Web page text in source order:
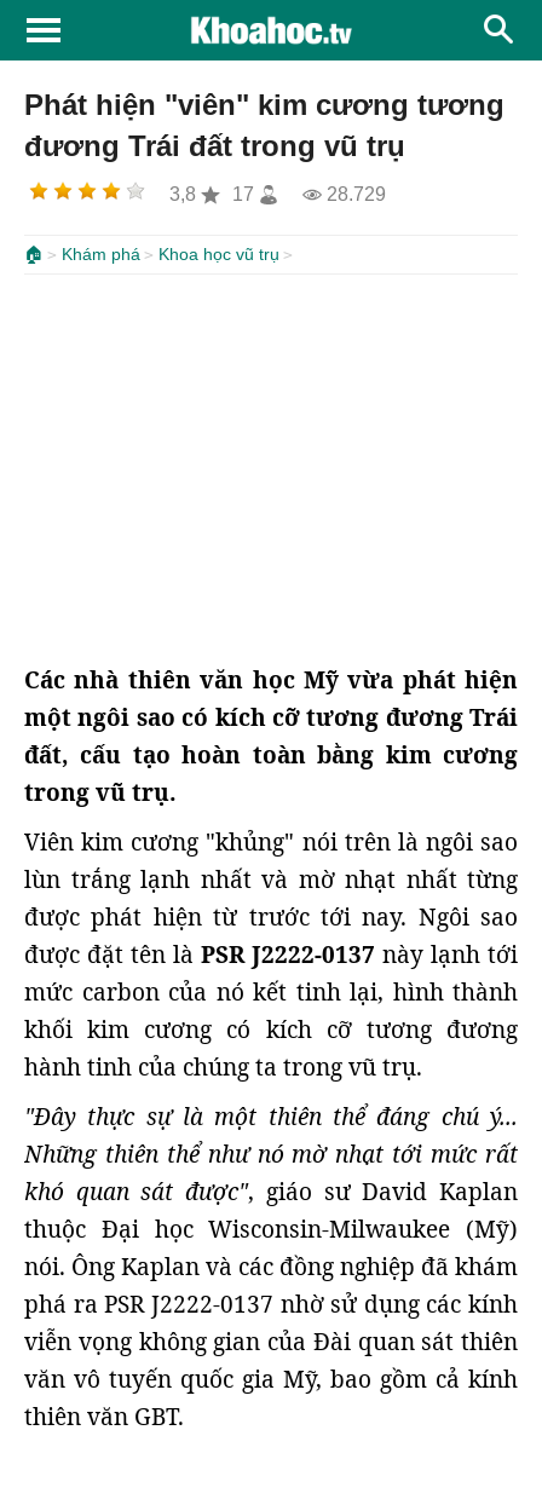
Phát hiện "viên" kim cương tương
đương Trái đất trong vũ trụ
3,8 17 28.729
🏠 Khám phá Khoa học vũ trụ
Các nhà thiên văn học Mỹ vừa phát hiện
một ngôi sao có kích cỡ tương đương Trái
đất, cấu tạo hoàn toàn bằng kim cương
trong vũ trụ.
Viên kim cương "khủng" nói trên là ngôi sao
lùn trắng lạnh nhất và mờ nhạt nhất từng
được phát hiện từ trước tới nay. Ngôi sao
được đặt tên là PSR J2222-0137 này lạnh tới
mức carbon của nó kết tinh lại, hình thành
khối kim cương có kích cỡ tương đương
hành tinh của chúng ta trong vũ trụ.
"Đây thực sự là một thiên thể đáng chú ý...
Những thiên thể như nó mờ nhạt tới mức rất
khó quan sát được", giáo sư David Kaplan
thuộc Đại học Wisconsin-Milwaukee (Mỹ)
nói. Ông Kaplan và các đồng nghiệp đã khám
phá ra PSR J2222-0137 nhờ sử dụng các kính
viễn vọng không gian của Đài quan sát thiên
văn vô tuyến quốc gia Mỹ, bao gồm cả kính
thiên văn GBT.